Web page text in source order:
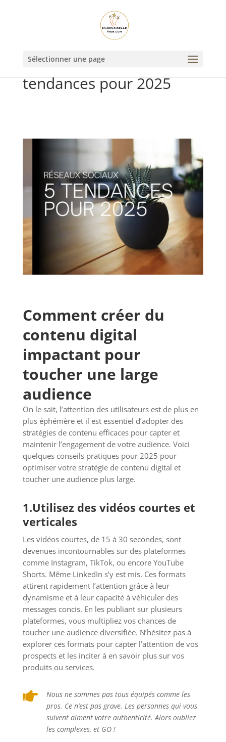
Sélectionner une page
Réseaux sociaux : 5
tendances pour 2025
Comment créer du
contenu digital
impactant pour
toucher une large
audience
On le sait, l’attention des utilisateurs est de plus en
plus éphémère et il est essentiel d’adopter des
stratégies de contenu efficaces pour capter et
maintenir l’engagement de votre audience. Voici
quelques conseils pratiques pour 2025 pour
optimiser votre stratégie de contenu digital et
toucher une audience plus large.
1.Utilisez des vidéos courtes et
verticales
Les vidéos courtes, de 15 à 30 secondes, sont
devenues incontournables sur des plateformes
comme Instagram, TikTok, ou encore YouTube
Shorts. Même LinkedIn s’y est mis. Ces formats
attirent rapidement l’attention grâce à leur
dynamisme et à leur capacité à véhiculer des
messages concis. En les publiant sur plusieurs
plateformes, vous multipliez vos chances de
toucher une audience diversifiée. N’hésitez pas à
explorer ces formats pour capter l’attention de vos
prospects et les inciter à en savoir plus sur vos
produits ou services.

Nous ne sommes pas tous équipés comme les
pros. Ce n’est pas grave. Les personnes qui vous
suivent aiment votre authenticité. Alors oubliez
les complexes, et GO !